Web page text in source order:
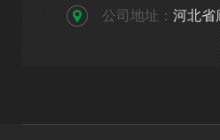
公司地址： 河北省